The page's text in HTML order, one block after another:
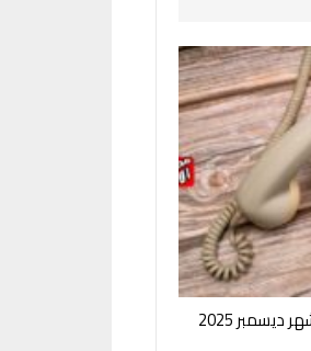
طرق دفع فاتورة الهاتف الأرضي لشهر ديسمبر 2025